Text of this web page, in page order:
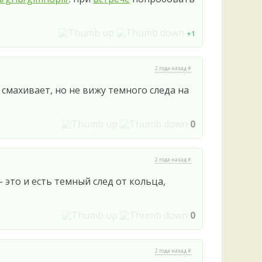
+1
2 года назад #
но не вижу темного следа на
0
2 года назад #
и есть темный след от кольца,
0
2 года назад #